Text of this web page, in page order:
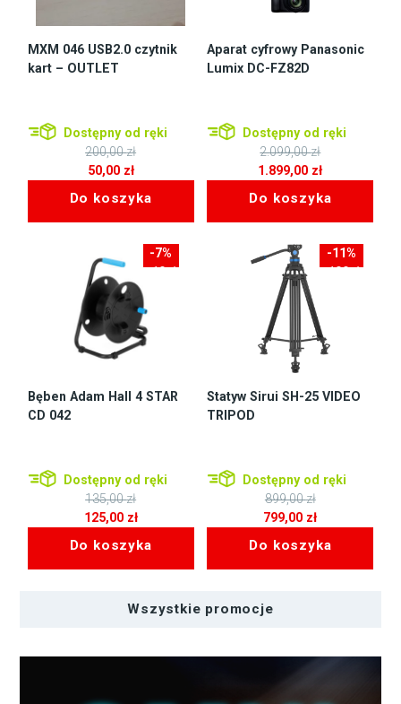
MXM 046 USB2.0 czytnik
kart – OUTLET
Dostępny od ręki
200,00zł
wynosiła:
200,00 zł.
50,00 zł
wynosi:
Do koszyka
Aparat cyfrowy Panasonic
Lumix DC-FZ82D
Dostępny od ręki
2.099,00zł
Pierwotna
wynosiła:
2.099,00 zł.
1.899,00 zł
wynosi:
Do koszyka
-7%
-10zł
Bęben Adam Hall 4 STAR
CD 042
Dostępny od ręki
135,00zł
wynosiła:
135,00 zł.
125,00 zł
wynosi:
Do koszyka
-11%
-100zł
Statyw Sirui SH-25 VIDEO
TRIPOD
Dostępny od ręki
899,00zł
wynosiła:
899,00 zł.
799,00 zł
wynosi:
Do koszyka
Wszystkie promocje